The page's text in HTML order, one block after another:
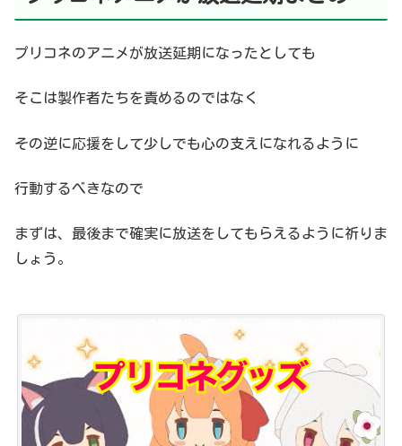
プリコネのアニメが放送延期になったとしても
そこは製作者たちを責めるのではなく
その逆に応援をして少しでも心の支えになれるように
行動するべきなので
まずは、最後まで確実に放送をしてもらえるように祈りま
しょう。